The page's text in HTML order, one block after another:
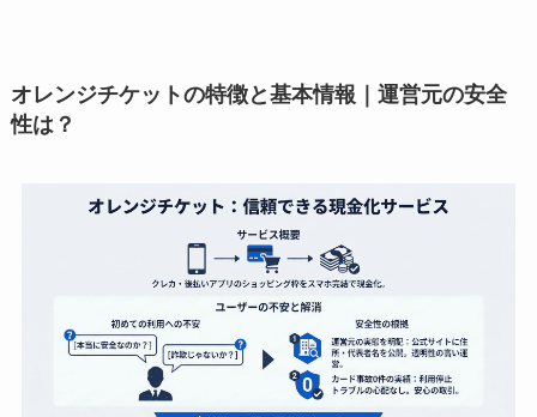
オレンジチケットの特徴と基本情報｜運営元の安全
性は？